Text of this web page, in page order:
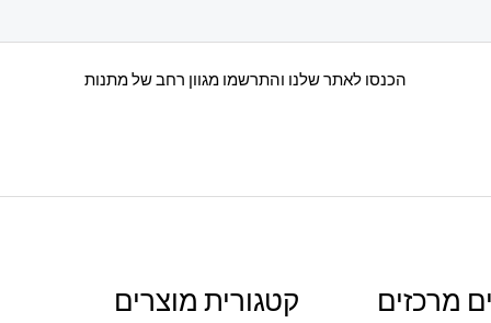
הכנסו לאתר שלנו והתרשמו מגוון רחב של מתנות
מרכזים קטגורית מוצרים